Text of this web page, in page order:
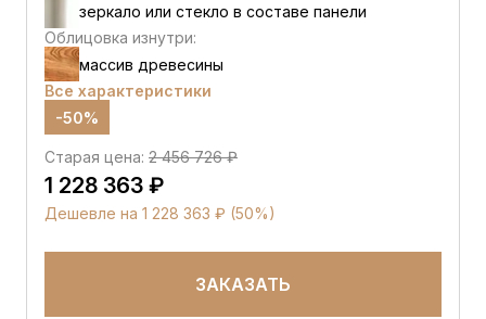
зеркало или стекло в составе панели
Облицовка изнутри:
массив древесины
Все характеристики
-50%
Старая цена: 2 456 726 ₽
1 228 363 ₽
Дешевле на 1 228 363 ₽ (50%)
ЗАКАЗАТЬ